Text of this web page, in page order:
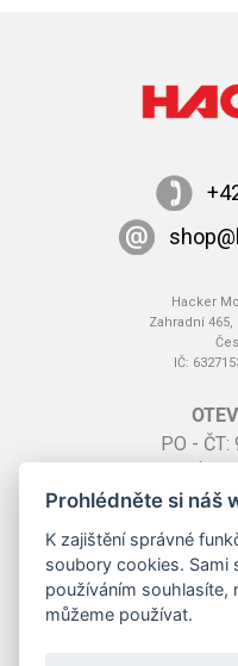
Hacker
Zahradní 465,
IČ:
PO - ČT:
SO: na
Prohlédněte si náš
K zajištění správné
soubory cookies. Sami
používáním souhlasíte,
můžeme používat.